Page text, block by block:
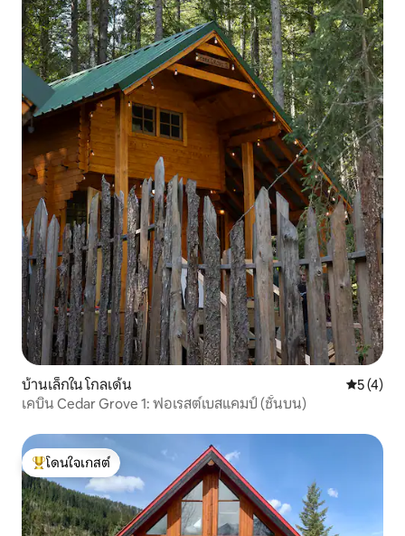
บ้านเล็กใน โกลเด้น คะแนนเฉ
5 (4)
เคบิน Cedar Grove 1: ฟอเรสต์เบสแคมป์ (ชั้นบน)
โดนใจเกสต์ที่สุด
โดนใจเกสต์